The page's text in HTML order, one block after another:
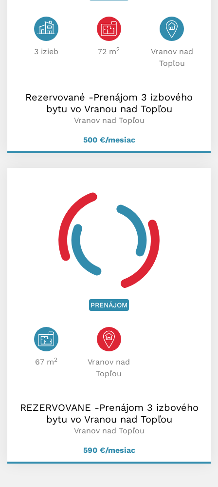
3 izieb 72 m2
Vranov nad
Topľou
Rezervované -Prenájom 3 izbového
bytu vo Vranou nad Topľou
Vranov nad Topľou
500 €/mesiac
PRENÁJOM
67 m2
Vranov nad
Topľou
REZERVOVANE -Prenájom 3 izbového
bytu vo Vranou nad Topľou
Vranov nad Topľou
590 €/mesiac